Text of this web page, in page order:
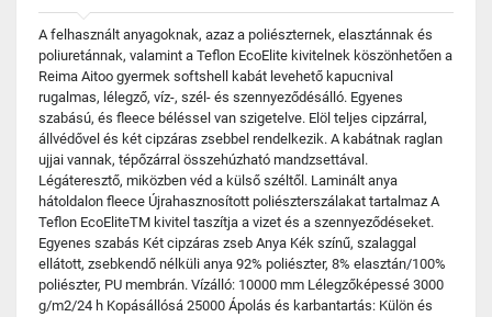
A felhasznált anyagoknak, azaz a poliészternek, elasztánnak és
poliuretánnak, valamint a Teflon EcoElite kivitelnek köszönhetően a
Reima Aitoo gyermek softshell kabát levehető kapucnival
rugalmas, lélegző, víz-, szél- és szennyeződésálló. Egyenes
szabású, és fleece béléssel van szigetelve. Elöl teljes cipzárral,
állvédővel és két cipzáras zsebbel rendelkezik. A kabátnak raglan
ujjai vannak, tépőzárral összehúzható mandzsettával.
Légáteresztő, miközben véd a külső széltől. Laminált anya
hátoldalon fleece Újrahasznosított poliészterszálakat tartalmaz A
Teflon EcoEliteTM kivitel taszítja a vizet és a szennyeződéseket.
Egyenes szabás Két cipzáras zseb Anya Kék színű, szalaggal
ellátott, zsebkendő nélküli anya 92% poliészter, 8% elasztán/100%
poliészter, PU membrán. Vízálló: 10000 mm Lélegzőképessé 3000
g/m2/24 h Kopásállósá 25000 Ápolás és karbantartás: Külön és